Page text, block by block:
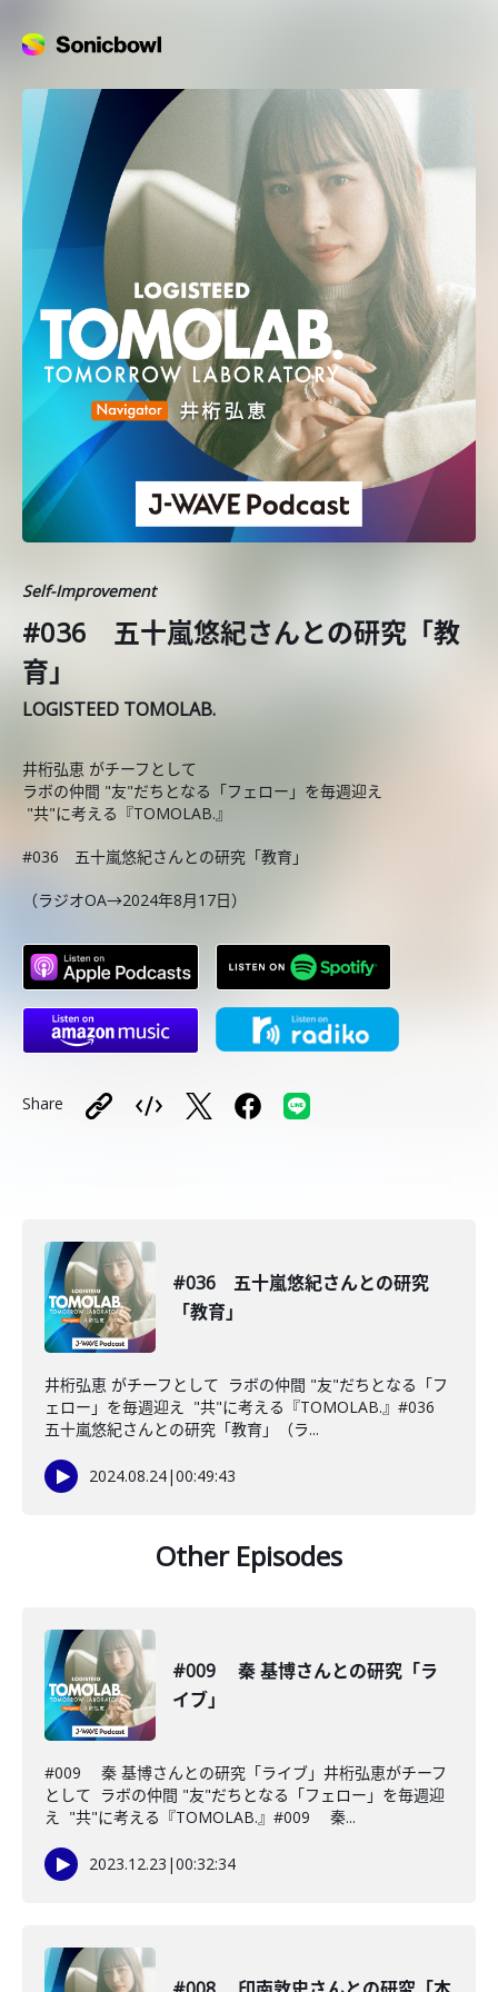
Self-Improvement
#036 五十嵐悠紀さんとの研究「教
育」
LOGISTEED TOMOLAB.
井桁弘恵 がチーフとして
ラボの仲間 "友"だちとなる「フェロー」を毎週迎え
"共"に考える『TOMOLAB.』
#036 五十嵐悠紀さんとの研究「教育」
（ラジオOA→2024年8月17日）
Share
#036 五十嵐悠紀さんとの研究
「教育」
井桁弘恵 がチーフとして ラボの仲間 "友"だちとなる「フ
ェロー」を毎週迎え "共"に考える『TOMOLAB.』#036
五十嵐悠紀さんとの研究「教育」（ラ...
2024.08.24|00:49:43
Other Episodes
#009 秦 基博さんとの研究「ラ
イブ」
#009 秦 基博さんとの研究「ライブ」井桁弘恵がチーフ
として ラボの仲間 "友"だちとなる「フェロー」を毎週迎
え "共"に考える『TOMOLAB.』#009 秦...
2023.12.23 |00:32:34